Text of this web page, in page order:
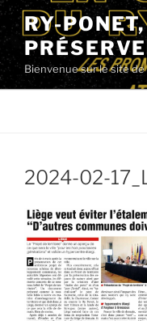
Aller
au
contenu
principal
RY-
Bienvenue sur le site
2024-02-